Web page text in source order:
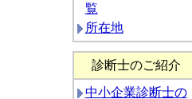
覧
所在地
診断士のご紹介
中小企業診断士の